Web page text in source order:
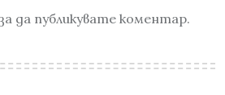
да публикувате коментар.